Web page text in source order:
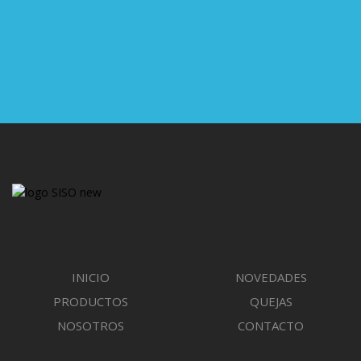
INICIO
PRODUCTOS
NOSOTROS
NOVEDADES
QUEJAS
CONTACTO